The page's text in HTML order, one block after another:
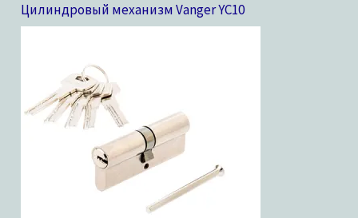
Цилиндровый механизм Vanger YC10